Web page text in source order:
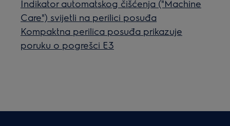
Indikator automatskog čišćenja ("Machine
Care") svijetli na perilici posuđa
Kompaktna perilica posuđa prikazuje
poruku o pogrešci E3